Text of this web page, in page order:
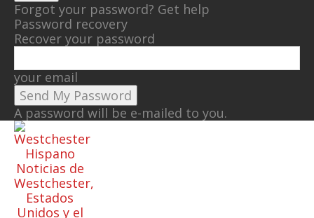
Forgot your password? Get help
Password recovery
Recover your password
your email
A password will be e-mailed to you.
Noticias de
Westchester,
Estados
Unidos y el